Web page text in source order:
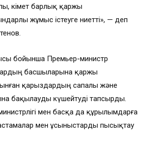
Үкімет барлық қаржы
жұмыс істеуге ниетті», — деп
бойынша Премьер-министр
басшыларына қаржы
қарыздардың сапалы және
бақылауды күшейтуді тапсырды.
мен басқа да құрылымдарға
мен ұсыныстарды пысықтау